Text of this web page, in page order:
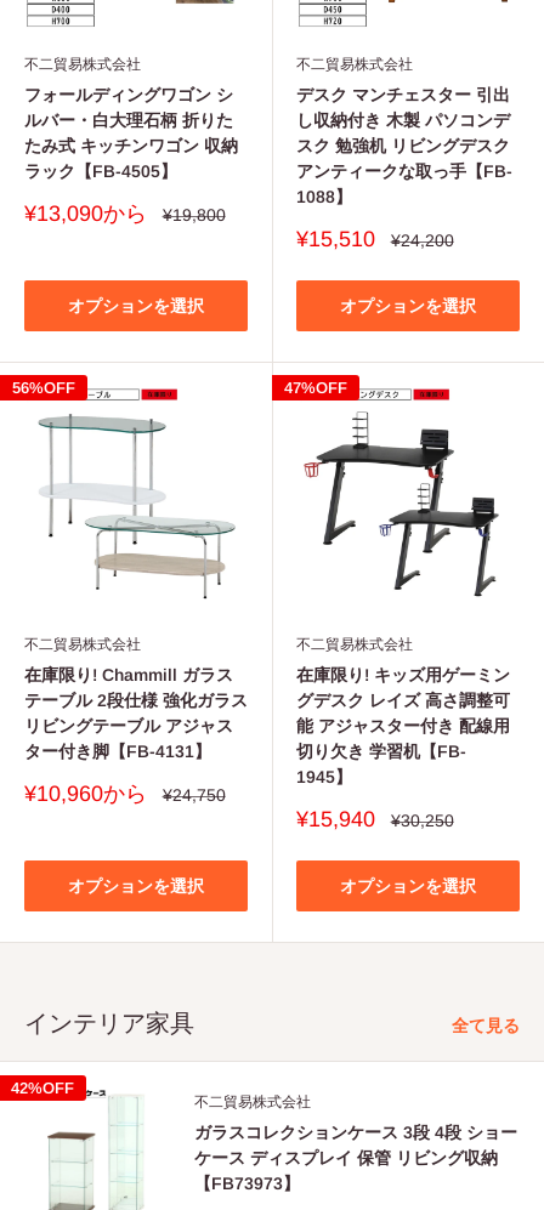
不二貿易株式会社
フォールディングワゴン シ
ルバー・白大理石柄 折りた
たみ式 キッチンワゴン 収納
ラック【FB-4505】
販
格
¥13,090から
通
¥19,800
オプションを選択
不二貿易株式会社
デスク マンチェスター 引出
し収納付き 木製 パソコンデ
スク 勉強机 リビングデスク
アンティークな取っ手【FB-
1088】
販
価
¥15,510
通
¥24,200
オプションを選択
56%OFF
不二貿易株式会社
在庫限り! Chammill ガラス
テーブル 2段仕様 強化ガラス
リビングテーブル アジャス
ター付き脚【FB-4131】
販
格
¥10,960から
通
¥24,750
オプションを選択
47%OFF
不二貿易株式会社
在庫限り! キッズ用ゲーミン
グデスク レイズ 高さ調整可
能 アジャスター付き 配線用
切り欠き 学習机【FB-
1945】
販
価
¥15,940
通
¥30,250
オプションを選択
インテリア家具 全て見る
42%OFF
不二貿易株式会社
ガラスコレクションケース 3段 4段 ショー
ケース ディスプレイ 保管 リビング収納
【FB73973】